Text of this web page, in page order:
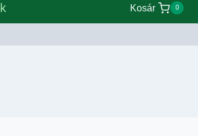
Kosár 0